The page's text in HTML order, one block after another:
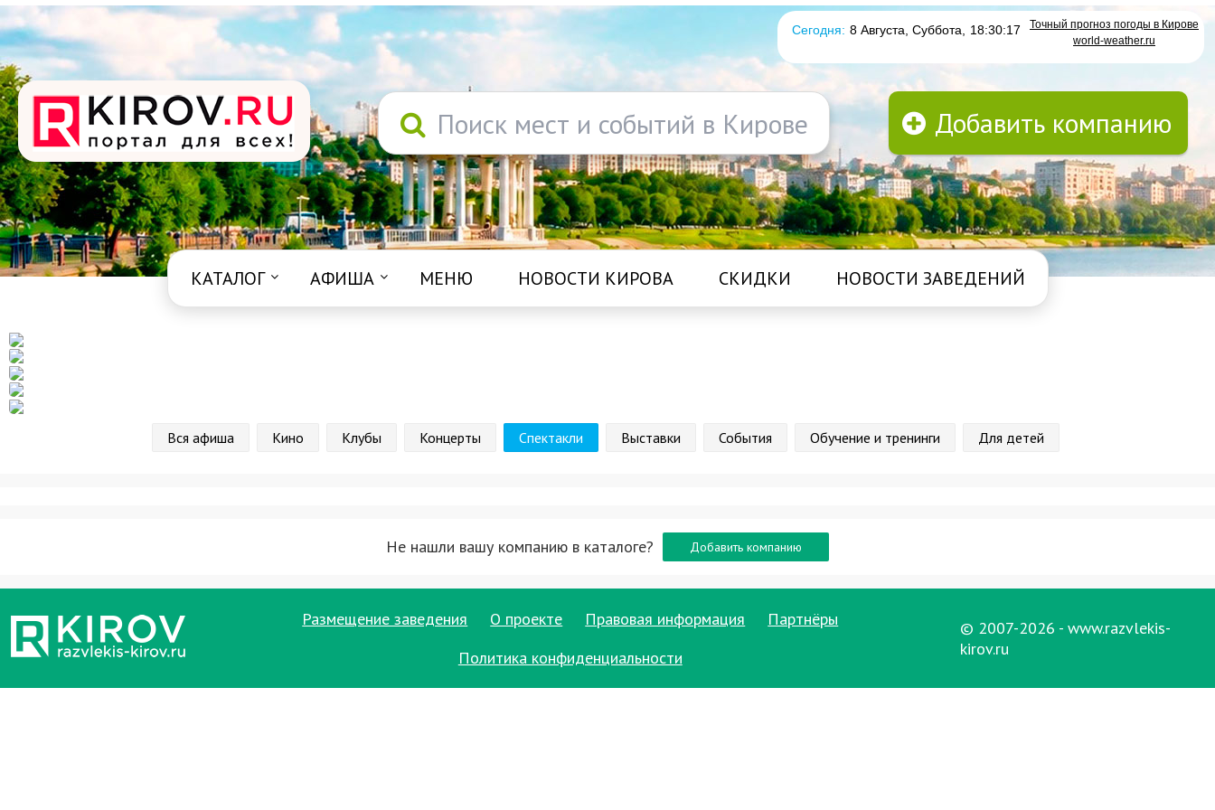
Сегодня: 8 Августа, Суббота 18:30:17
Точный прогноз погоды в Кирове
world-weather.ru
Поиск мест и событий в Кирове Добавить компанию
КАТАЛОГ АФИША МЕНЮ НОВОСТИ КИРОВА СКИДКИ НОВОСТИ ЗАВЕДЕНИЙ
Вся афиша Кино Клубы Концерты Спектакли Выставки События Обучение и тренинги Для детей
Не нашли вашу компанию в каталоге? Добавить компанию
Размещение заведения О проекте Правовая информация
Партнёры
Политика конфиденциальности
© 2007-2026 - www.razvlekis-
kirov.ru